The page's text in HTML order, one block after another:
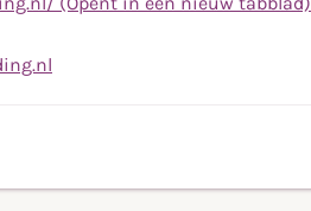
naar